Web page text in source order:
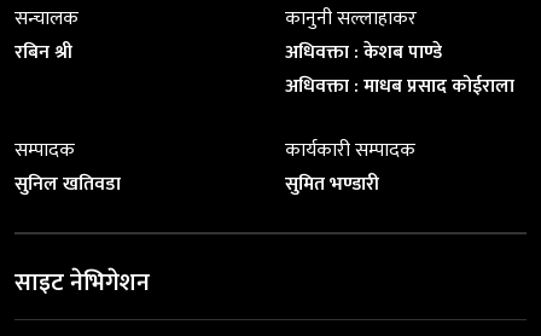
सन्चालक
रबिन श्री
कानुनी सल्लाहाकर
अधिवक्ता : केशब पाण्डे
अधिवक्ता : माधब प्रसाद कोईराला
सम्पादक
सुनिल खतिवडा
कार्यकारी सम्पादक
सुमित भण्डारी
साइट नेभिगेशन